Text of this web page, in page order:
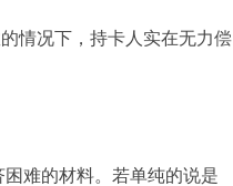
情况下，持卡人实在无力偿
难的材料。若单纯的说是